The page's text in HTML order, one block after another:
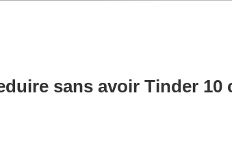
sans avoir Tinder